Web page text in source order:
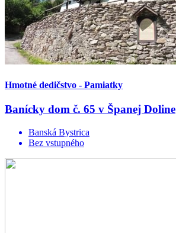
Hmotné dedičstvo - Pamiatky
Banícky dom č. 65 v Španej Doline
Banská Bystrica
Bez vstupného